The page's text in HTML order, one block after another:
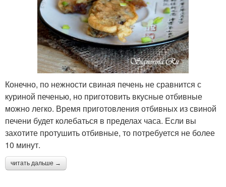
Конечно, по нежности свиная печень не сравнится с
куриной печенью, но приготовить вкусные отбивные
можно легко. Время приготовления отбивных из свиной
печени будет колебаться в пределах часа. Если вы
захотите протушить отбивные, то потребуется не более
10 минут.
читать дальше →